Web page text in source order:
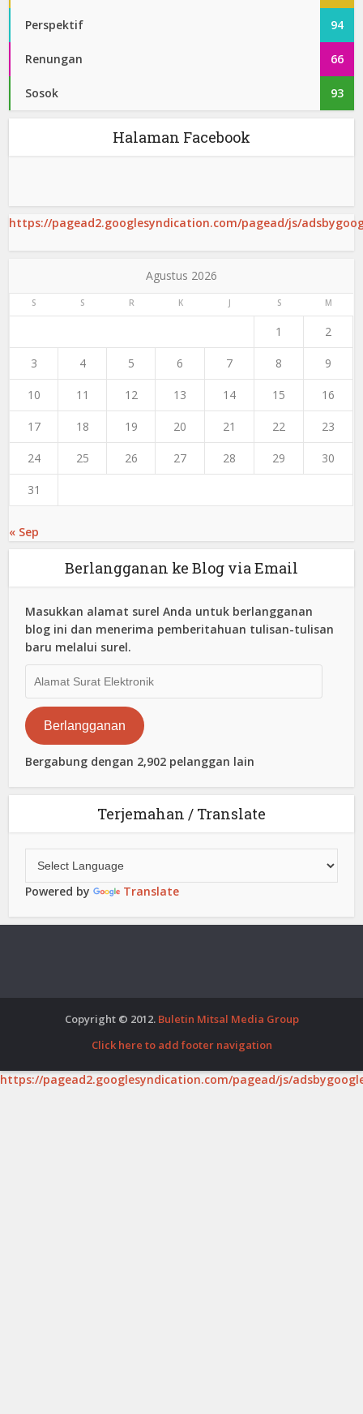
Perspektif 94
Renungan 66
Sosok 93
Halaman Facebook
https://pagead2.googlesyndication.com/pagead/js/
Agustus 2026
S S R K J S M
1 2
3 4 5 6 7 8 9
10 11 12 13 14 15 16
17 18 19 20 21 22 23
24 25 26 27 28 29 30
31
« Sep
Berlangganan ke Blog via Email
Masukkan alamat surel Anda untuk berlangganan
blog ini dan menerima pemberitahuan tulisan-tulisan
baru melalui surel.
Surat
Elektronik
Berlangganan
Bergabung dengan 2,902 pelanggan lain
Terjemahan / Translate
Powered by Translate
Copyright © 2012. Buletin Mitsal Media Group
Click here to add footer navigation
https://pagead2.googlesyndication.com/pagead/js/